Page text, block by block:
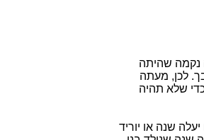
נקמה שהיתה
לכן, מעתה
שלא תהיה
שנה או יוריד